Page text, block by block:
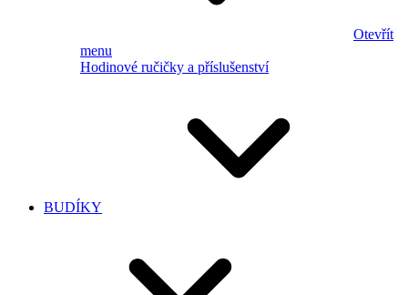
Otevřít
menu
Hodinové ručičky a příslušenství
BUDÍKY